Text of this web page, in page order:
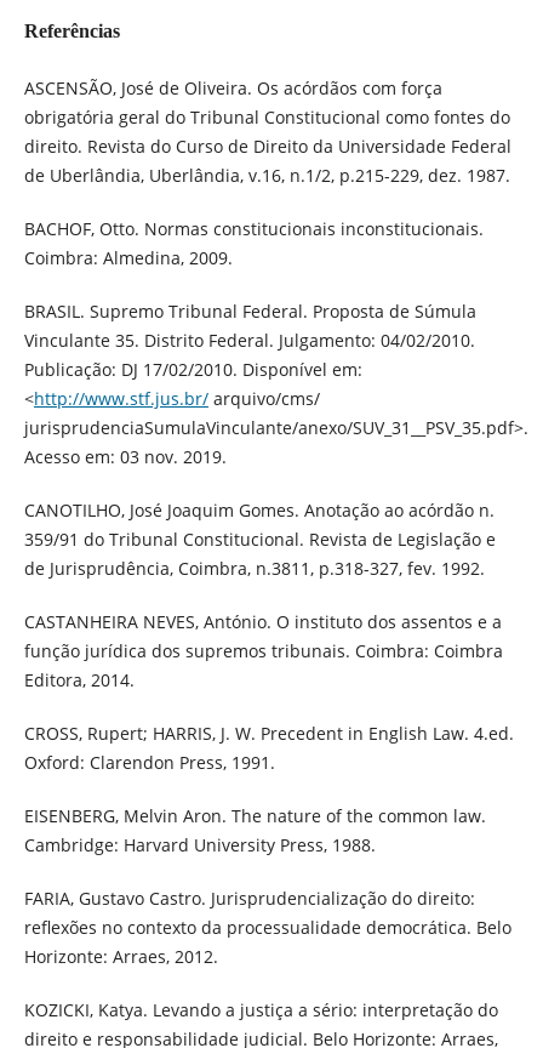
Referências
ASCENSÃO, José de Oliveira. Os acórdãos com força
obrigatória geral do Tribunal Constitucional como fontes do
direito. Revista do Curso de Direito da Universidade Federal
de Uberlândia, Uberlândia, v.16, n.1/2, p.215-229, dez. 1987.
BACHOF, Otto. Normas constitucionais inconstitucionais.
Coimbra: Almedina, 2009.
BRASIL. Supremo Tribunal Federal. Proposta de Súmula
Vinculante 35. Distrito Federal. Julgamento: 04/02/2010.
Publicação: DJ 17/02/2010. Disponível em:
<http://www.stf.jus.br/arquivo/cms/
jurisprudenciaSumulaVinculante/anexo/SUV_31__PSV_35.pdf>.
Acesso em: 03 nov. 2019.
CANOTILHO, José Joaquim Gomes. Anotação ao acórdão n.
359/91 do Tribunal Constitucional. Revista de Legislação e
de Jurisprudência, Coimbra, n.3811, p.318-327, fev. 1992.
CASTANHEIRA NEVES, António. O instituto dos assentos e a
função jurídica dos supremos tribunais. Coimbra: Coimbra
Editora, 2014.
CROSS, Rupert; HARRIS, J. W. Precedent in English Law. 4.ed.
Oxford: Clarendon Press, 1991.
EISENBERG, Melvin Aron. The nature of the common law.
Cambridge: Harvard University Press, 1988.
FARIA, Gustavo Castro. Jurisprudencialização do direito:
reflexões no contexto da processualidade democrática. Belo
Horizonte: Arraes, 2012.
KOZICKI, Katya. Levando a justiça a sério: interpretação do
direito e responsabilidade judicial. Belo Horizonte: Arraes,